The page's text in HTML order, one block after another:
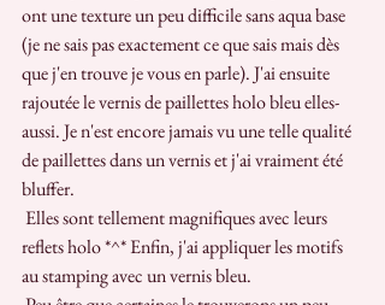
ont une texture un peu difficile sans aqua base
(je ne sais pas exactement ce que sais mais dès
que j'en trouve je vous en parle). J'ai ensuite
rajoutée le vernis de paillettes holo bleu elles-
aussi. Je n'est encore jamais vu une telle qualité
de paillettes dans un vernis et j'ai vraiment été
bluffer.
reflets holo *^* Enfin, j'ai appliquer les motifs
au stamping avec un vernis bleu.